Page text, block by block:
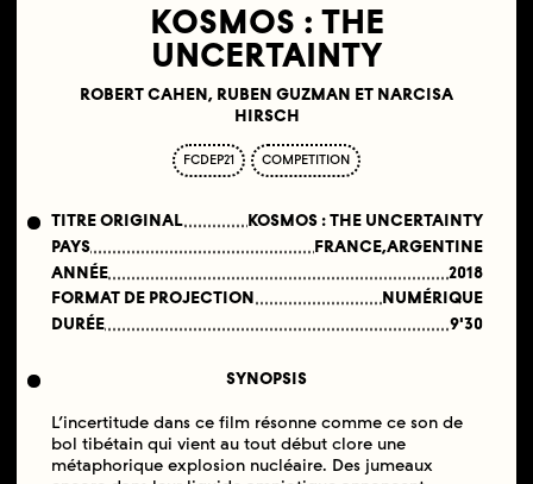
KOSMOS : THE
UNCERTAINTY
ROBERT CAHEN, RUBEN GUZMAN ET NARCISA
HIRSCH
FCDEP21 COMPETITION
TITRE ORIGINAL
KOSMOS : THE UNCERTAINTY
PAYS
FRANCE,ARGENTINE
ANNÉE
2018
FORMAT DE PROJECTION
NUMÉRIQUE
DURÉE
9'30
SYNOPSIS
L’incertitude dans ce film résonne comme ce son de
bol tibétain qui vient au tout début clore une
métaphorique explosion nucléaire. Des jumeaux